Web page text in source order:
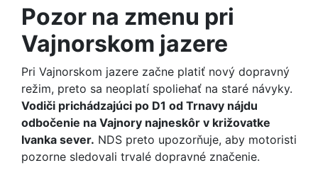
Pozor na zmenu pri
Vajnorskom jazere
Pri Vajnorskom jazere začne platiť nový dopravný
režim, preto sa neoplatí spoliehať na staré návyky.
Vodiči prichádzajúci po D1 od Trnavy nájdu
odbočenie na Vajnory najneskôr v križovatke
Ivanka sever. NDS preto upozorňuje, aby motoristi
pozorne sledovali trvalé dopravné značenie.